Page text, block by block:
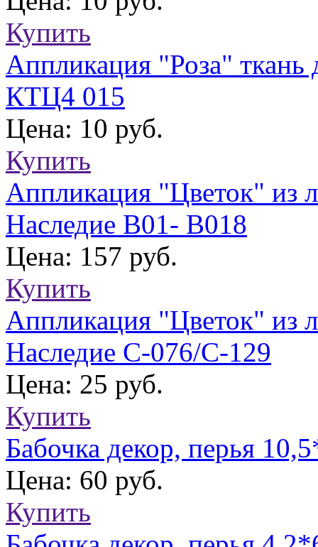
Купить
Аппликация "Роза"
КТЦ4 015
Цена: 10 руб.
Купить
Аппликация "Цветок" из
Наследие В01- В018
Цена: 157 руб.
Купить
Аппликация "Цветок" из
Наследие С-076/С-129
Цена: 25 руб.
Купить
Бабочка декор, перья
Цена: 60 руб.
Купить